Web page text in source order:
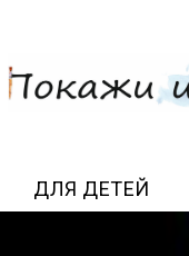
ДЛЯ ДЕТЕЙ